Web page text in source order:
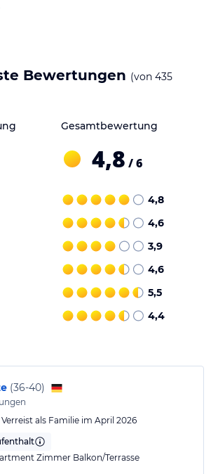
Bewertungen (von 435
Gesamtbewertung
4,8 / 6
4,8
4,6
3,9
4,6
5,5
4,4
(36-40)
als Familie im April 2026
Zimmer Balkon/Terrasse